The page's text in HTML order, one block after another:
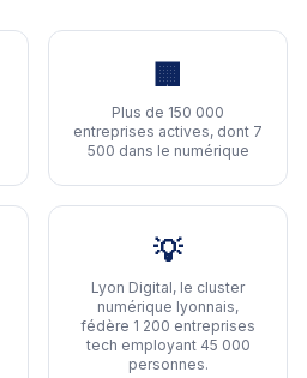
🏢
Plus de 150 000
entreprises actives, dont 7
500 dans le numérique
💡
Lyon Digital, le cluster
numérique lyonnais,
fédère 1 200 entreprises
tech employant 45 000
personnes.